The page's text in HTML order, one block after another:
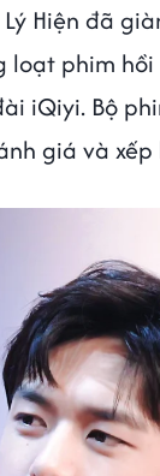
Hiện đã
loạt phim
iQiyi. Bộ
giá và xếp